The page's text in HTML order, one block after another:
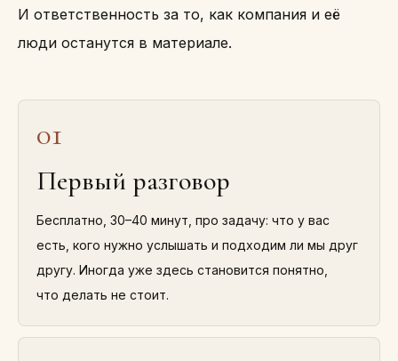
И ответственность за то, как компания и её
люди останутся в материале.
01
Первый разговор
Бесплатно, 30–40 минут, про задачу: что у вас
есть, кого нужно услышать и подходим ли мы друг
другу. Иногда уже здесь становится понятно,
что делать не стоит.